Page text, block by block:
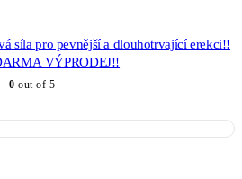
síla pro pevnější a dlouhotrvající erekci!!
VÝPRODEJ!!
0 out of 5